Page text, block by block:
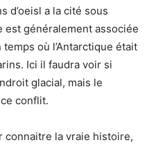
d’oeisl a la cité sous
est généralement associée
où l’Antarctique était
Ici il faudra voir si
glacial, mais le
conflit.
connaitre la vraie histoire,